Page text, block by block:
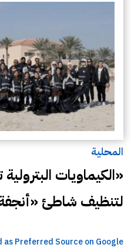
المحلية
«الكيماويات
لتنظيف شاطئ
as Preferred Source on Google